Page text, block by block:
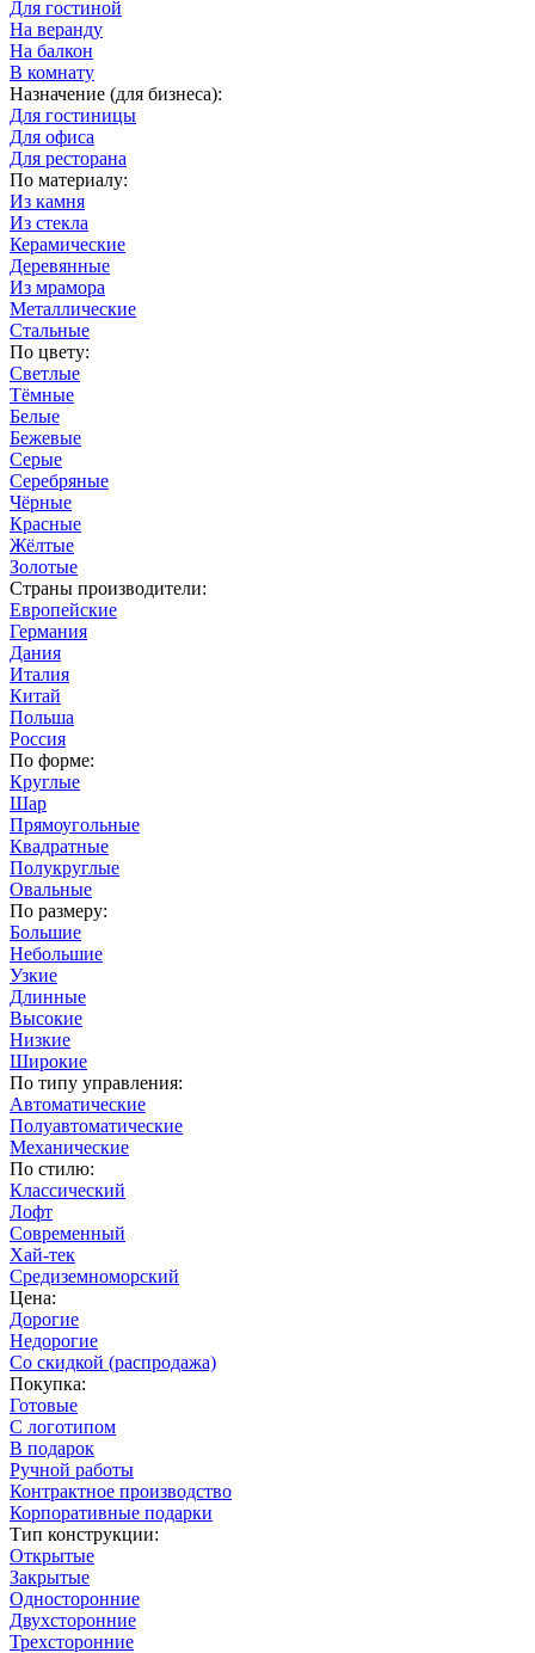
Для гостиной
На веранду
На балкон
В комнату
Назначение (для бизнеса):
Для гостиницы
Для офиса
Для ресторана
По материалу:
Из камня
Из стекла
Керамические
Деревянные
Из мрамора
Металлические
Стальные
По цвету:
Светлые
Тёмные
Белые
Бежевые
Серые
Серебряные
Чёрные
Красные
Жёлтые
Золотые
Страны производители:
Европейские
Германия
Дания
Италия
Китай
Польша
Россия
По форме:
Круглые
Шар
Прямоугольные
Квадратные
Полукруглые
Овальные
По размеру:
Большие
Небольшие
Узкие
Длинные
Высокие
Низкие
Широкие
По типу управления:
Автоматические
Полуавтоматические
Механические
По стилю:
Классический
Лофт
Современный
Хай-тек
Средиземноморский
Цена:
Дорогие
Недорогие
Со скидкой (распродажа)
Покупка:
Готовые
С логотипом
В подарок
Ручной работы
Контрактное производство
Корпоративные подарки
Тип конструкции:
Открытые
Закрытые
Односторонние
Двухсторонние
Трехсторонние